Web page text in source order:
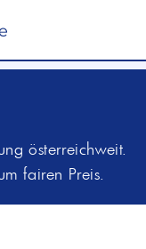
Winterdienst
Reinigung &
Säuren & Laugen
Schwimmbadchemie
und
&
österreichweit.
fairen Preis.